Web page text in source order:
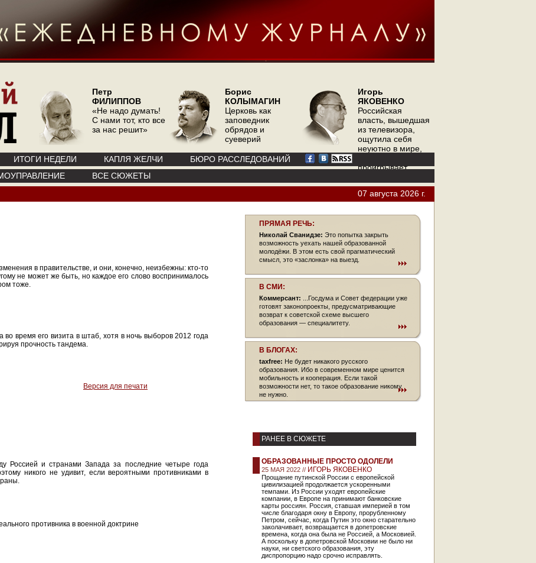
Петр
ФИЛИППОВ
«Не надо думать!
С нами тот, кто все
за нас решит»
Борис
КОЛЫМАГИН
Церковь как
заповедник
обрядов и
суеверий
Игорь
ЯКОВЕНКО
Российская
власть, вышедшая
из телевизора,
ощутила себя
неуютно в мире,
проигрывает
ИТОГИ НЕДЕЛИ КАПЛЯ ЖЕЛЧИ
БЮРО РАССЛЕДОВАНИЙ
ВСЕ СЮЖЕТЫ
07 августа 2026 г.
в правительстве, и они, конечно, неизбежны: кто-то
не может же быть, но каждое его слово воспринималось
тоже.
время его визита в штаб, хотя в ночь выборов 2012 года
прочность тандема.
Версия для печати
Россией и странами Запада за последние четыре года
никого не удивит, если вероятными противниками в
противника в военной доктрине
ПРЯМАЯ РЕЧЬ:
Николай Сванидзе: Это попытка закрыть
возможность уехать нашей образованной
молодёжи. В этом есть свой прагматический
смысл, это «заслонка» на выезд.
В СМИ:
Коммерсант: ...Госдума и Совет федерации уже
готовят законопроекты, предусматривающие
возврат к советской схеме высшего
образования — специалитету.
В БЛОГАХ:
taxfree: Не будет никакого русского
образования. Ибо в современном мире ценится
мобильность и кооперация. Если такой
возможности нет, то такое образование никому
не нужно.
РАНЕЕ В СЮЖЕТЕ
ОБРАЗОВАННЫЕ ПРОСТО ОДОЛЕЛИ
25 МАЯ 2022 // ИГОРЬ ЯКОВЕНКО
Прощание путинской России с европейской
цивилизацией продолжается ускоренными
темпами. Из России уходят европейские
компании, в Европе на принимают банковские
карты россиян. Россия, ставшая империей в том
числе благодаря окну в Европу, прорубленному
Петром, сейчас, когда Путин это окно старательно
заколачивает, возвращается в допетровские
времена, когда она была не Россией, а Московией.
А поскольку в допетровской Московии не было ни
науки, ни светского образования, эту
диспропорцию надо срочно исправлять.